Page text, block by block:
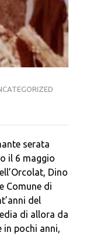
serata
il 6 maggio
Dino
Comune di
del
di allora da
in pochi anni,